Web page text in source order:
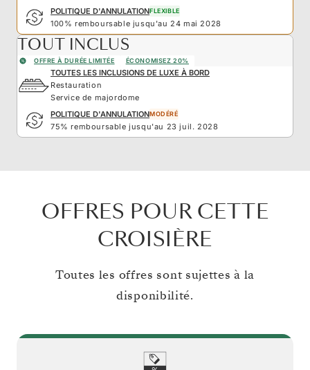
POLITIQUE D'ANNULATIONFLEXIBLE
100% remboursable jusqu'au 24 mai 2028
TOUT INCLUS
OFFRE À DURÉE LIMITÉE ÉCONOMISEZ 20%
TOUTES LES INCLUSIONS DE LUXE À BORD
Restauration
Service de majordome
POLITIQUE D'ANNULATIONMODÉRÉ
75% remboursable jusqu'au 23 juil. 2028
OFFRES POUR CETTE
CROISIÈRE
Toutes les offres sont sujettes à la
disponibilité.